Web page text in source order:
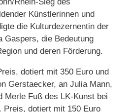
Künstlerinnen und
die Kulturdezernentin der
Gaspers, die Bedeutung
und deren Förderung.
dotiert mit 350 Euro und
Gerstaecker, an Julia Mann,
Merle Fuß des LK-Kunst bei
Preis, dotiert mit 150 Euro